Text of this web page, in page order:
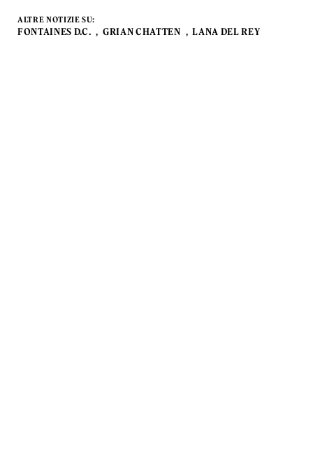
ALTRE NOTIZIE SU:
FONTAINES D.C. GRIAN CHATTEN LANA DEL REY